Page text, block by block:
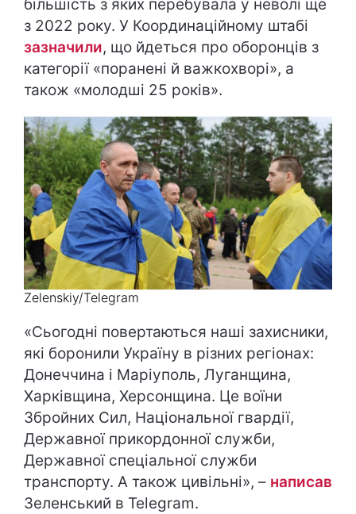
більшість з яких перебувала у неволі ще
з 2022 року. У Координаційному штабі
зазначили, що йдеться про оборонців з
категорії «поранені й важкохворі», а
також «молодші 25 років».
Zelenskiy/Telegram
«Сьогодні повертаються наші захисники,
які боронили Україну в різних регіонах:
Донеччина і Маріуполь, Луганщина,
Харківщина, Херсонщина. Це воїни
Збройних Сил, Національної гвардії,
Державної прикордонної служби,
Державної спеціальної служби
транспорту. А також цивільні», – написав
Зеленський в Telegram.